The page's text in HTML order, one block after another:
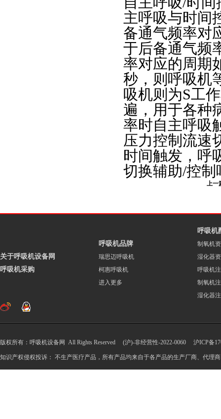
主呼吸与时间
备通气频率对
于后备通气频
率对应的周期
秒，则呼吸机
吸机则为S工
遍，用于各种
率时自主呼吸
压力控制流速
时间触发，呼
切换辅助/控
上一
关于呼吸机设备网
呼吸机采购
呼吸机品牌
瑞思迈呼吸机
柯惠呼吸机
进入更多
呼吸机
制氧机
湿化器
呼吸机
制氧机
湿化器
版权所有：呼吸机设备网 All Rights Reserved (沪)-非经营性-2022-0060 沪ICP备
知识产权侵权投诉： 不生产医疗产品，所有产品均来自于各产品的生产厂商、代理